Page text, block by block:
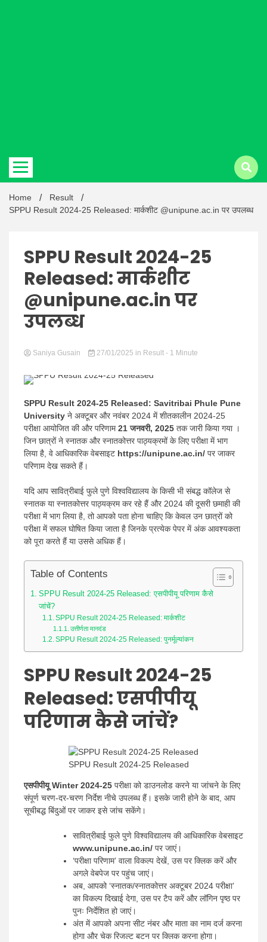
Latest
Hindi
News
Home
Result
SPPU Result 2024-25 Released: मार्कशीट @unipune.ac.in पर उपलब्ध
SPPU Result 2024-25
Released: मार्कशीट
@unipune.ac.in पर
उपलब्ध
Saniya Gusain 27/01/2025 in Result - 1 Minute
SPPU Result 2024-25 Released: Savitribai Phule Pune
University ने अक्टूबर और नवंबर 2024 में शीतकालीन 2024-25
परीक्षा आयोजित की और परिणाम21 जनवरी, 2025 तक जारी किया गया ।
जिन छात्रों ने स्नातक और स्नातकोत्तर पाठ्यक्रमों के लिए परीक्षा में भाग
लिया है, वे आधिकारिक वेबसाइट https://unipune.ac.in/ पर जाकर
परिणाम देख सकते हैं।
यदि आप सावित्रीबाई फुले पुणे विश्वविद्यालय के किसी भी संबद्ध कॉलेज से
स्नातक या स्नातकोत्तर पाठ्यक्रम कर रहे हैं और 2024 की दूसरी छमाही की
परीक्षा में भाग लिया है, तो आपको पता होना चाहिए कि केवल उन छात्रों को
परीक्षा में सफल घोषित किया जाता है जिनके प्रत्येक पेपर में अंक आवश्यकता
को पूरा करते हैं या उससे अधिक हैं।
Table of Contents
SPPU Result 2024-25 Released: एसपीपीयू परिणाम कैसे
जांचें?
SPPU Result 2024-25 Released: मार्कशीट
उत्तीर्णता मानदंड
SPPU Result 2024-25 Released: पुनर्मूल्यांकन
SPPU Result 2024-25
Released:एसपीपीयू
परिणाम कैसे जांचें?
SPPU Result 2024-25 Released
एसपीपीयू Winter 2024-25 परीक्षा को डाउनलोड करने या जांचने के लिए
संपूर्ण चरण-दर-चरण निर्देश नीचे उपलब्ध हैं। इसके जारी होने के बाद, आप
सूचीबद्ध बिंदुओं पर जाकर इसे जांच सकेंगे।
सावित्रीबाई फुले पुणे विश्वविद्यालय की आधिकारिक वेबसाइट
www.unipune.ac.in/ पर जाएं।
‘परीक्षा परिणाम’ वाला विकल्प देखें, उस पर क्लिक करें और
अगले वेबपेज पर पहुंच जाएं।
अब, आपको ‘स्नातक/स्नातकोत्तर अक्टूबर 2024 परीक्षा’
का विकल्प दिखाई देगा, उस पर टैप करें और लॉगिन पृष्ठ पर
पुनः निर्देशित हो जाएं।
अंत में आपको अपना सीट नंबर और माता का नाम दर्ज करना
होगा और चेक रिजल्ट बटन पर क्लिक करना होगा।